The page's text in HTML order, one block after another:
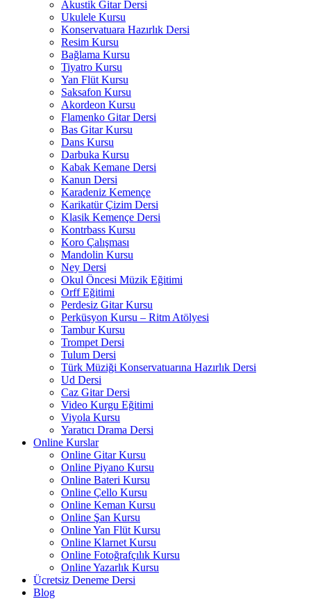
Akustik Gitar Dersi
Ukulele Kursu
Konservatuara Hazırlık Dersi
Resim Kursu
Bağlama Kursu
Tiyatro Kursu
Yan Flüt Kursu
Saksafon Kursu
Akordeon Kursu
Flamenko Gitar Dersi
Bas Gitar Kursu
Dans Kursu
Darbuka Kursu
Kabak Kemane Dersi
Kanun Dersi
Karadeniz Kemençe
Karikatür Çizim Dersi
Klasik Kemençe Dersi
Kontrbass Kursu
Koro Çalışması
Mandolin Kursu
Ney Dersi
Okul Öncesi Müzik Eğitimi
Orff Eğitimi
Perdesiz Gitar Kursu
Perküsyon Kursu – Ritm Atölyesi
Tambur Kursu
Trompet Dersi
Tulum Dersi
Türk Müziği Konservatuarına Hazırlık Dersi
Ud Dersi
Caz Gitar Dersi
Video Kurgu Eğitimi
Viyola Kursu
Yaratıcı Drama Dersi
Online Kurslar
Online Gitar Kursu
Online Piyano Kursu
Online Bateri Kursu
Online Çello Kursu
Online Keman Kursu
Online Şan Kursu
Online Yan Flüt Kursu
Online Klarnet Kursu
Online Fotoğrafçılık Kursu
Online Yazarlık Kursu
Ücretsiz Deneme Dersi
Blog